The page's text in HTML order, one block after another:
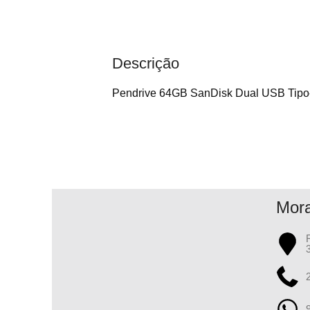
Descrição
Pendrive 64GB SanDisk Dual USB